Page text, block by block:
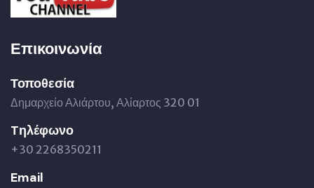
Επικοινωνία
Τοποθεσία
Δημαρχείο Αλιάρτου, Αλίαρτος 320 01
Tηλέφωνο
+30 2268350211
Email